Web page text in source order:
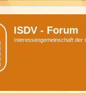
ISDV - Forum
Interessengemeinschaft der